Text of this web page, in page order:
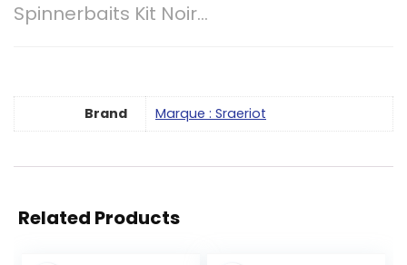
Spinnerbaits Kit Noir…
Brand Marque : Sraeriot
Related Products